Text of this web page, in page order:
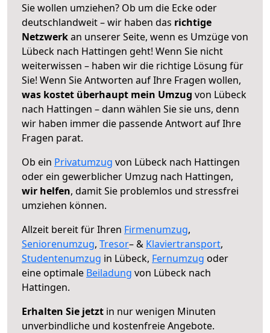
Sie wollen umziehen? Ob um die Ecke oder
deutschlandweit – wir haben das richtige
Netzwerkan unserer Seite, wenn es Umzüge von
Lübeck nach Hattingen geht! Wenn Sie nicht
weiterwissen – haben wir die richtige Lösung für
Sie! Wenn Sie Antworten auf Ihre Fragen wollen,
was kostet überhaupt mein Umzug von Lübeck
nach Hattingen – dann wählen Sie sie uns, denn
wir haben immer die passende Antwort auf Ihre
Fragen parat.
Ob ein Privatumzug von Lübeck nach Hattingen
oder ein gewerblicher Umzug nach Hattingen,
wir helfen, damit Sie problemlos und stressfrei
umziehen können.
Allzeit bereit für Ihren Firmenumzug,
Seniorenumzug, Tresor– & Klaviertransport,
Studentenumzug in Lübeck, Fernumzug oder
eine optimale Beiladung von Lübeck nach
Hattingen.
Erhalten Sie jetzt in nur wenigen Minuten
unverbindliche und kostenfreie Angebote.